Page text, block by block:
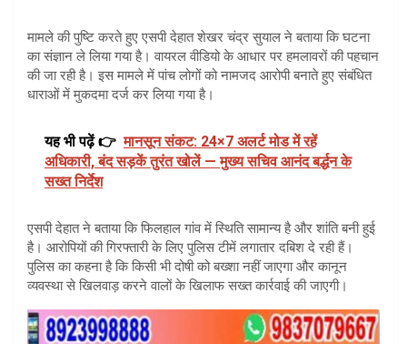
मामले की पुष्टि करते हुए एसपी देहात शेखर चंद्र सुयाल ने बताया कि घटना
का संज्ञान ले लिया गया है। वायरल वीडियो के आधार पर हमलावरों की पहचान
की जा रही है। इस मामले में पांच लोगों को नामजद आरोपी बनाते हुए संबंधित
धाराओं में मुकदमा दर्ज कर लिया गया है।
यह भी पढ़ें 👉 मानसून संकट: 24×7 अलर्ट मोड में रहें
अधिकारी, बंद सड़कें तुरंत खोलें — मुख्य सचिव आनंद बर्द्धन के
सख्त निर्देश
एसपी देहात ने बताया कि फिलहाल गांव में स्थिति सामान्य है और शांति बनी हुई
है। आरोपियों की गिरफ्तारी के लिए पुलिस टीमें लगातार दबिश दे रही हैं।
पुलिस का कहना है कि किसी भी दोषी को बख्शा नहीं जाएगा और कानून
व्यवस्था से खिलवाड़ करने वालों के खिलाफ सख्त कार्रवाई की जाएगी।